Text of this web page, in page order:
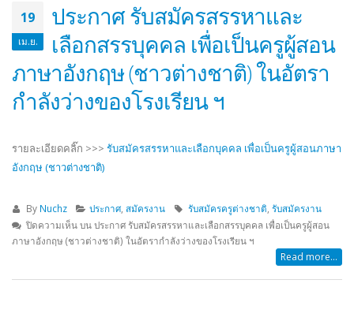
19
เม.ย.
ประกาศ รับสมัครสรรหาและ
เลือกสรรบุคคล เพื่อเป็นครูผู้สอน
ภาษาอังกฤษ (ชาวต่างชาติ) ในอัตรา
กำลังว่างของโรงเรียน ฯ
รายละเอียดคลิ๊ก >>> รับสมัครสรรหาและเลือกบุคคล เพื่อเป็นครูผู้สอนภาษา
อังกฤษ (ชาวต่างชาติ)
By Nuchz ประกาศ,สมัครงาน รับสมัครครูต่างชาติ,รับสมัครงาน
ปิดความเห็นบน ประกาศ รับสมัครสรรหาและเลือกสรรบุคคล เพื่อเป็นครูผู้สอน
ภาษาอังกฤษ (ชาวต่างชาติ) ในอัตรากำลังว่างของโรงเรียน ฯ
Read more...